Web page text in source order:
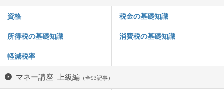
資格 税金の基礎知識
所得税の基礎知識 消費税の基礎知識
軽減税率
マネー講座 上級編 （全93記事）